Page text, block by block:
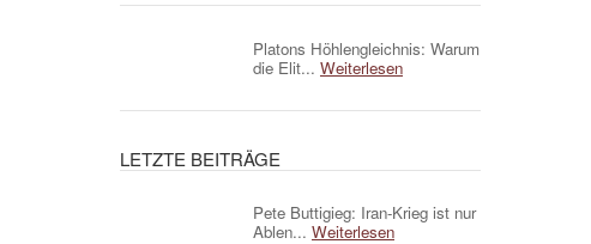
Platons Höhlengleichnis: Warum
die Elit... Weiterlesen
LETZTE BEITRÄGE
Pete Buttigieg: Iran-Krieg ist nur
Ablen... Weiterlesen